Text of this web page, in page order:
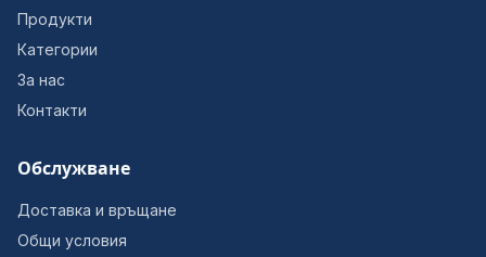
Продукти
Категории
За нас
Контакти
Обслужване
Доставка и връщане
Общи условия